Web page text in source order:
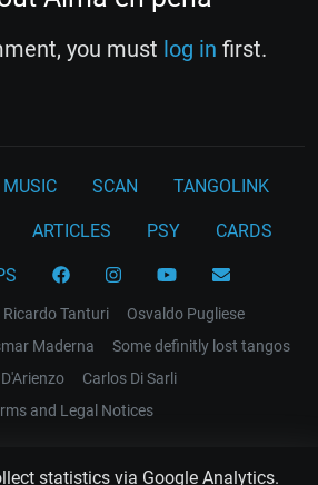
statistics via Google Analytics.
you must log in first.
MUSIC SCAN TANGOLINK
ARTICLES PSY CARDS
Ricardo Tanturi
Osvaldo Pugliese
Maderna
Some definitly lost tangos
Carlos Di Sarli
and Legal Notices
EL RECODO TANGO